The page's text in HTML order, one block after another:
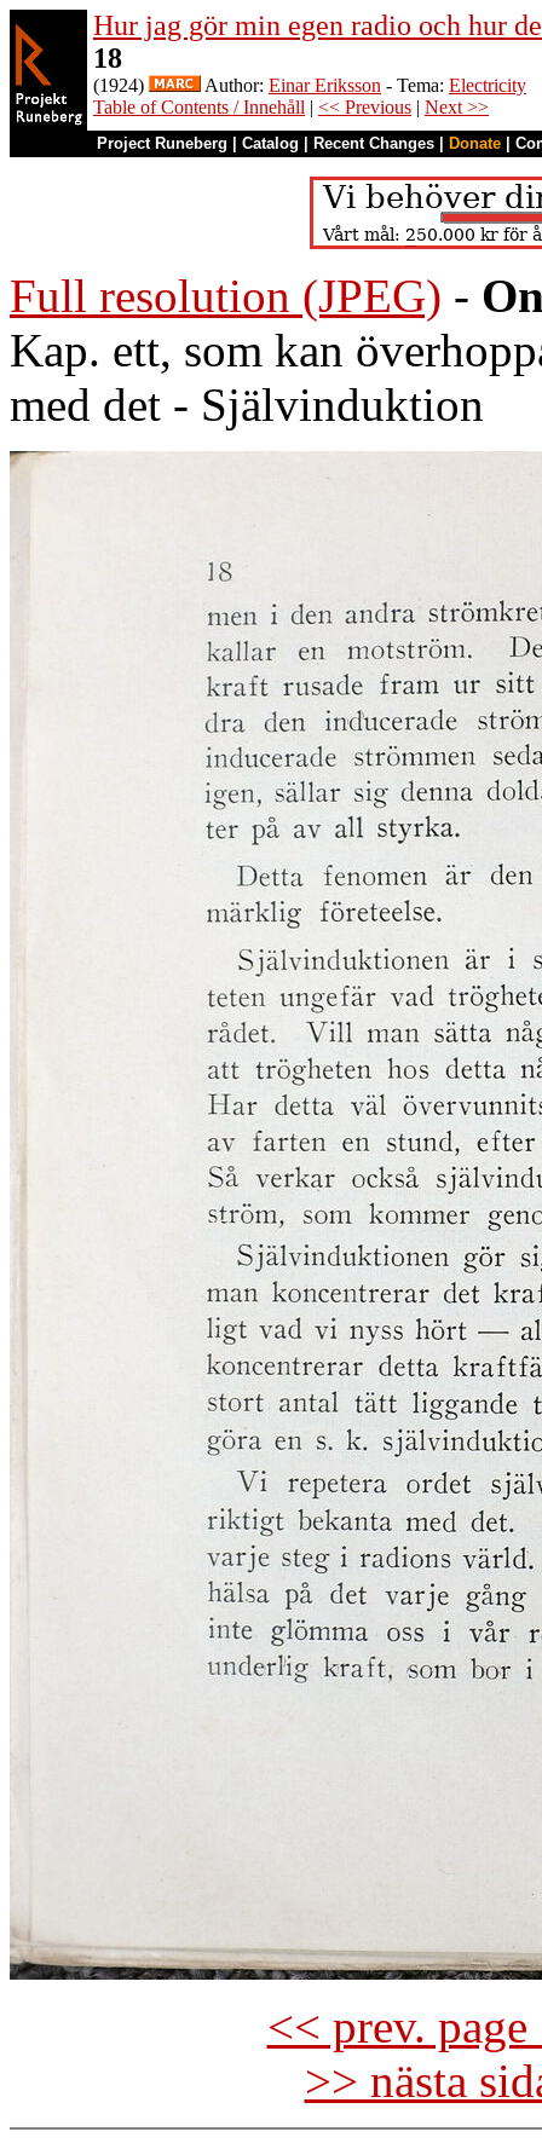
Hur jag gör min egen radio och hur
18
(1924) Author: Einar Eriksson - Tema: Electricity
Table of Contents / Innehåll | << Previous | Next >>
Project Runeberg Catalog Recent Changes Donate
Full resolution (JPEG) -
Kap. ett, som kan
med det - Självinduktion
<< prev.
>> nästa